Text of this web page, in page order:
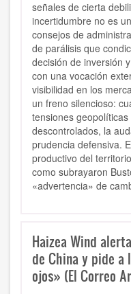
señales de cierta
incertidumbre no es
consejos de
de parálisis que
decisión de inversión
con una vocación
visibilidad en los
un freno silencioso:
tensiones
descontrolados, la
prudencia defensiva.
productivo del
como subrayaron
«advertencia» de
Haizea Wind
de China y pide
ojos» (El Correo